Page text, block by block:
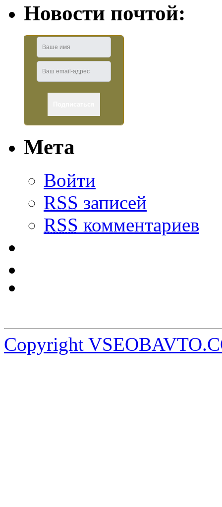
Новости почтой:
Мета
Войти
RSS записей
RSS комментариев
Copyright